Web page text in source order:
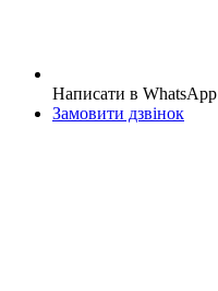
Написати в WhatsApp
Замовити дзвінок